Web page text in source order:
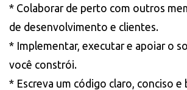
* Colaborar de perto com outros
de desenvolvimento e clientes.
* Implementar, executar e apoiar o
você constrói.
* Escreva um código claro, conciso